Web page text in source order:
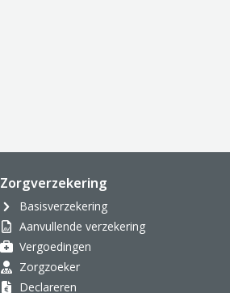
Zorgverzekering
Basisverzekering
Aanvullende verzekering
Vergoedingen
Zorgzoeker
Declareren